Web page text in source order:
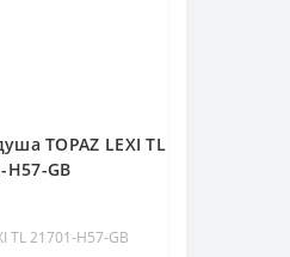
TOPAZ LEXI TL
H57-GB
TL 21701-H57-GB